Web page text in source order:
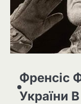
Френсіс
України